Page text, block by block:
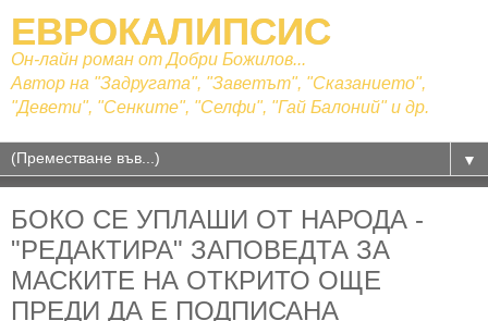
ЕВРОКАЛИПСИС
Он-лайн роман от Добри Божилов...
Автор на "Задругата", "Заветът", "Сказанието",
"Девети", "Сенките", "Селфи", "Гай Балоний" и др.
▼
БОКО СЕ УПЛАШИ ОТ НАРОДА -
"РЕДАКТИРА" ЗАПОВЕДТА ЗА
МАСКИТЕ НА ОТКРИТО ОЩЕ
ПРЕДИ ДА Е ПОДПИСАНА